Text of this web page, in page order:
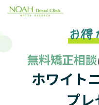
お得
無料矯正相談
ホワイト
プレ